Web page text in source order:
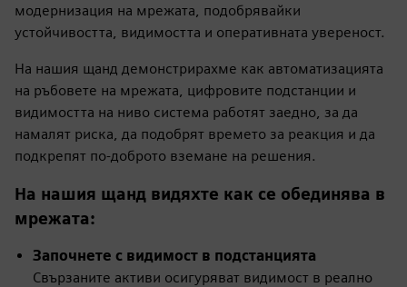
модернизация на мрежата, подобрявайки
устойчивостта, видимостта и оперативната увереност.
На нашия щанд демонстрирахме как автоматизацията
на ръбовете на мрежата, цифровите подстанции и
видимостта на ниво система работят заедно, за да
намалят риска, да подобрят времето за реакция и да
подкрепят по-доброто вземане на решения.
На нашия щанд видяхте как се обединява в
мрежата:
Започнете с видимост в подстанцията
Свързаните активи осигуряват видимост в реално